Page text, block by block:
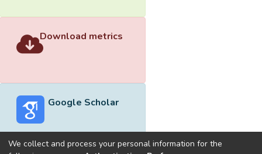
Download metrics
Google Scholar
We collect and process your personal information for the